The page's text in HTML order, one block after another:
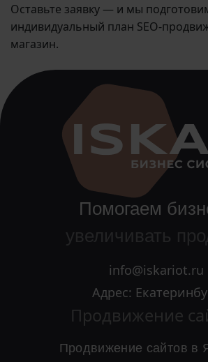
Оставьте заявку — и мы
индивидуальный план SEO-
магазин.
Помогаем
увеличивать
info@iskariot.ru
Адрес:
Продвижение
Продвижение сайтов в